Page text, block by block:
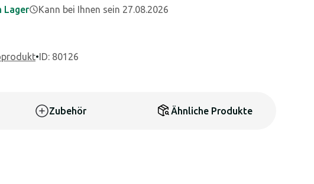
Lager Kann bei Ihnen sein 27.08.2026
•ID: 80126
Zubehör Ähnliche Produkte